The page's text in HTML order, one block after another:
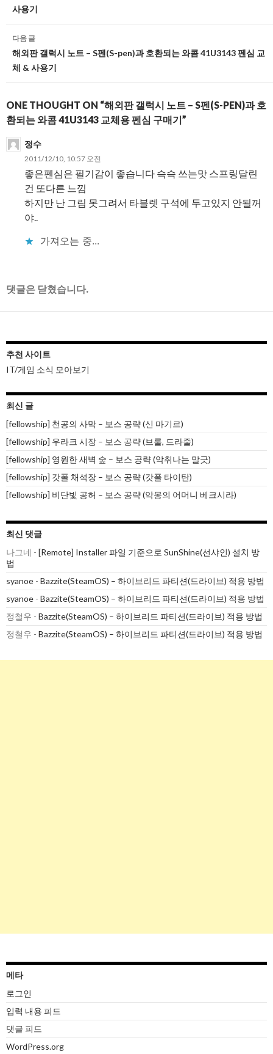
비
게
이
션
사용기
다음 글
해외판 갤럭시 노트 – S펜(S-pen)과 호환되는 와콤 41U3143 펜심 교
체 & 사용기
ONE THOUGHT ON “해외판 갤럭시 노트 – S펜(S-PEN)과 호
환되는 와콤 41U3143 교체용 펜심 구매기”
정수
2011/12/10, 10:57 오전
좋은펜심은 필기감이 좋습니다 슥슥 쓰는맛 스프링달린
건 또다른 느낌
하지만 난 그림 못그려서 타블렛 구석에 두고있지 안될꺼
야..
가져오는 중...
댓글은 닫혔습니다.
추천 사이트
IT/게임 소식 모아보기
최신 글
[fellowship] 천공의 사막 – 보스 공략 (신 마기르)
[fellowship] 우라크 시장 – 보스 공략 (브룰, 드라줄)
[fellowship] 영원한 새벽 숲 – 보스 공략 (악취나는 말긋)
[fellowship] 갓폴 채석장 – 보스 공략 (갓폴 타이탄)
[fellowship] 비단빛 공허 – 보스 공략 (악몽의 어머니 베크시라)
최신 댓글
나그네 - [Remote] Installer 파일 기준으로 SunShine(선샤인) 설치 방
법
syanoe - Bazzite(SteamOS) – 하이브리드 파티션(드라이브) 적용 방법
syanoe - Bazzite(SteamOS) – 하이브리드 파티션(드라이브) 적용 방법
정철우 - Bazzite(SteamOS) – 하이브리드 파티션(드라이브) 적용 방법
정철우 - Bazzite(SteamOS) – 하이브리드 파티션(드라이브) 적용 방법
메타
로그인
입력 내용 피드
댓글 피드
WordPress.org